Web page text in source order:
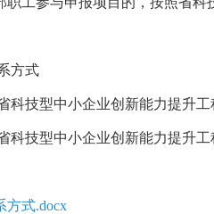
方式
科技型中小企业创新能力提升
科技型中小企业创新能力提升
方式.docx